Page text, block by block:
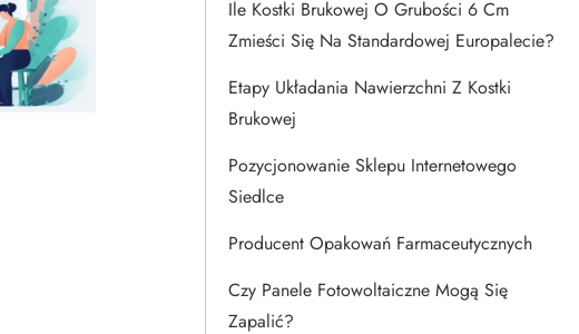
Ile Kostki Brukowej O Grubości 6 Cm
Zmieści Się Na Standardowej Europalecie?
Etapy Układania Nawierzchni Z Kostki
Brukowej
Pozycjonowanie Sklepu Internetowego
Siedlce
Producent Opakowań Farmaceutycznych
Czy Panele Fotowoltaiczne Mogą Się
Zapalić?